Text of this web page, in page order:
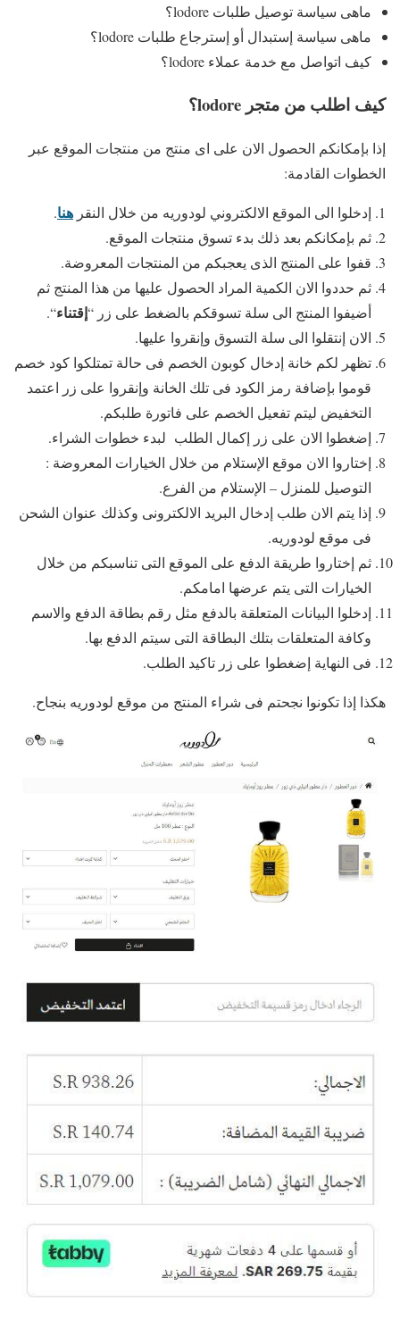
ماهى سياسة توصيل طلبات lodore؟
ماهى سياسة إستبدال أو إسترجاع طلبات lodore؟
كيف اتواصل مع خدمة عملاء lodore؟
كيف اطلب من متجر lodore؟
إذا بإمكانكم الحصول الان على اى منتج من منتجات الموقع عبر
الخطوات القادمة:
إدخلوا الى الموقع الالكتروني لودوريه من خلال النقر هنا.
ثم بإمكانكم بعد ذلك بدء تسوق منتجات الموقع.
قفوا على المنتج الذى يعجبكم من المنتجات المعروضة.
ثم حددوا الان الكمية المراد الحصول عليها من هذا المنتج ثم
أضيفوا المنتج الى سلة تسوقكم بالضغط على زر “إقتناء“.
الان إنتقلوا الى سلة التسوق وإنقروا عليها.
تظهر لكم خانة إدخال كوبون الخصم فى حالة تمتلكوا كود خصم
قوموا بإضافة رمز الكود فى تلك الخانة وإنقروا على زر اعتمد
التخفيض ليتم تفعيل الخصم على فاتورة طلبكم.
إضغطوا الان على زر إكمال الطلب لبدء خطوات الشراء.
إختاروا الان موقع الإستلام من خلال الخيارات المعروضة :
التوصيل للمنزل – الإستلام من الفرع.
إذا يتم الان طلب إدخال البريد الالكترونى وكذلك عنوان الشحن
فى موقع لودوريه.
ثم إختاروا طريقة الدفع على الموقع التى تناسبكم من خلال
الخيارات التى يتم عرضها امامكم.
إدخلوا البيانات المتعلقة بالدفع مثل رقم بطاقة الدفع والاسم
وكافة المتعلقات بتلك البطاقة التى سيتم الدفع بها.
فى النهاية إضغطوا على زر تاكيد الطلب.
هكذا إذا تكونوا نجحتم فى شراء المنتج من موقع لودوريه بنجاح.